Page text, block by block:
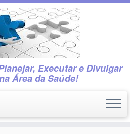
Executar e Divulgar
Área da Saúde!